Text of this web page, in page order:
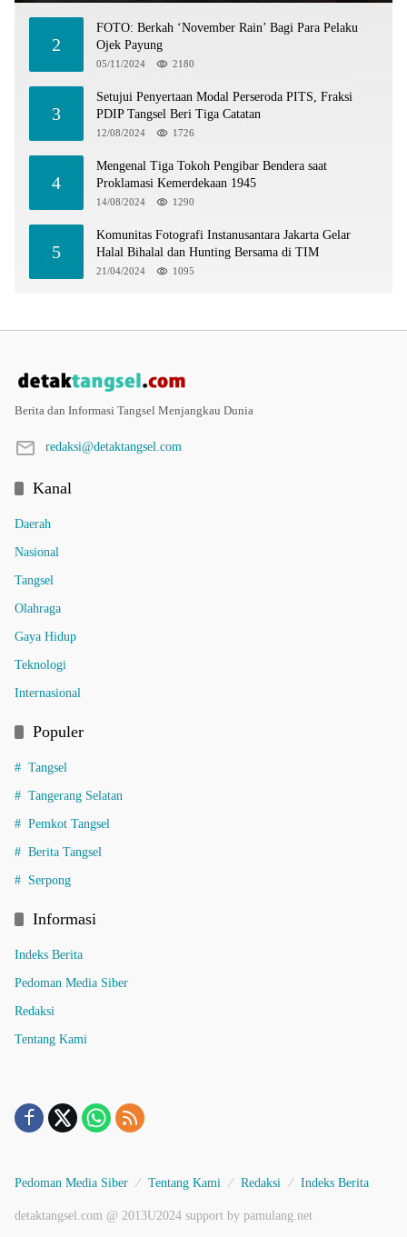
2
FOTO: Berkah ‘November Rain’ Bagi Para Pelaku
Ojek Payung
05/11/2024 2180
3
Setujui Penyertaan Modal Perseroda PITS, Fraksi
PDIP Tangsel Beri Tiga Catatan
12/08/2024 1726
4
Mengenal Tiga Tokoh Pengibar Bendera saat
Proklamasi Kemerdekaan 1945
14/08/2024 1290
5
Komunitas Fotografi Instanusantara Jakarta Gelar
Halal Bihalal dan Hunting Bersama di TIM
21/04/2024 1095
Berita dan Informasi Tangsel Menjangkau Dunia
redaksi@detaktangsel.com
Kanal
Daerah
Nasional
Tangsel
Olahraga
Gaya Hidup
Teknologi
Internasional
Populer
Tangsel
Tangerang Selatan
Pemkot Tangsel
Berita Tangsel
Serpong
Informasi
Indeks Berita
Pedoman Media Siber
Redaksi
Tentang Kami
Pedoman Media Siber Tentang Kami Redaksi Indeks Berita
detaktangsel.com @ 2013U2024 support by pamulang.net